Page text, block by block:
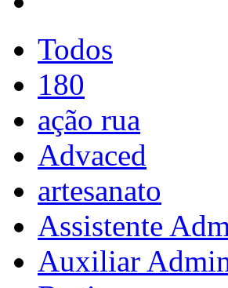
Todos
180
ação rua
Advaced
artesanato
Assistente
Auxiliar